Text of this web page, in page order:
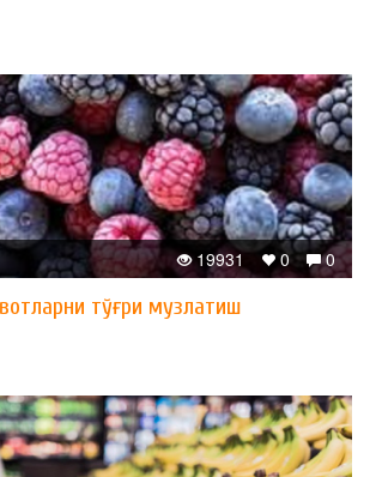
0
0
19931
тўғри музлатиш